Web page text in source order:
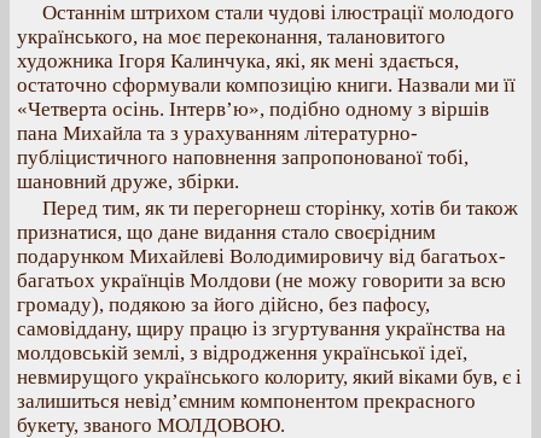
Останнім штрихом стали чудові ілюстрації молодого
українського, на моє переконання, талановитого
художника Ігоря Калинчука, які, як мені здається,
остаточно сформували композицію книги. Назвали ми її
«Четверта осінь. Інтерв’ю», подібно одному з віршів
пана Михайла та з урахуванням літературно-
публіцистичного наповнення запропонованої тобі,
шановний друже, збірки.
Перед тим, як ти перегорнеш сторінку, хотів би також
признатися, що дане видання стало своєрідним
подарунком Михайлеві Володимировичу від багатьох-
багатьох українців Молдови (не можу говорити за всю
громаду), подякою за його дійсно, без пафосу,
самовіддану, щиру працю із згуртування українства на
молдовській землі, з відродження української ідеї,
невмирущого українського колориту, який віками був, є і
залишиться невід’ємним компонентом прекрасного
букету, званого МОЛДОВОЮ.